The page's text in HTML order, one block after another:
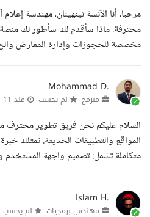
محترفة. ماذا سأقدم لك سأطور لك
مخصصة للحجوزات وإدارة المعارض
Mohammad D.
مبرمج لم يحسب منذ 11 شهرا
السلام عليكم نحن فريق تطوير
المواقع والتطبيقات الحديثة. نمتلك
متكاملة تشمل: تصميم واجهة المستخدم
Islam H.
مهندس برمجيات لم يحسب